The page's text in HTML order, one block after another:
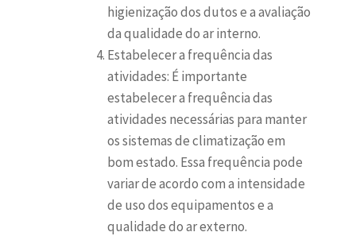
higienização dos dutos e a avaliação
da qualidade do ar interno.
Estabelecer a frequência das
atividades: É importante
estabelecer a frequência das
atividades necessárias para manter
os sistemas de climatização em
bom estado. Essa frequência pode
variar de acordo com a intensidade
de uso dos equipamentos e a
qualidade do ar externo.